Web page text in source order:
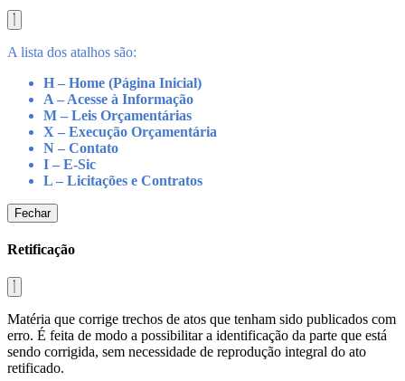
A lista dos atalhos são:
H – Home (Página Inicial)
A – Acesse à Informação
M – Leis Orçamentárias
X – Execução Orçamentária
N – Contato
I – E-Sic
L – Licitações e Contratos
Fechar
Retificação
Matéria que corrige trechos de atos que tenham sido publicados com
erro. É feita de modo a possibilitar a identificação da parte que está
sendo corrigida, sem necessidade de reprodução integral do ato
retificado.